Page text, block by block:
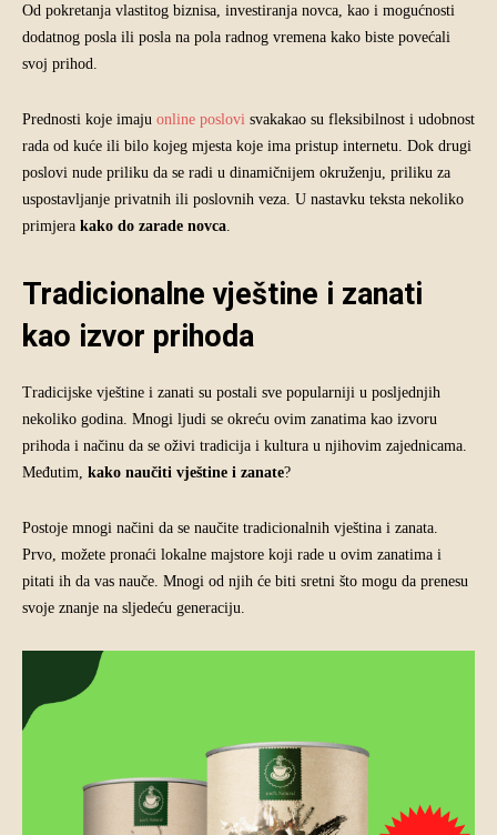
Od pokretanja vlastitog biznisa, investiranja novca, kao i mogućnosti
dodatnog posla ili posla na pola radnog vremena kako biste povećali
svoj prihod.
Prednosti koje imaju online poslovi svakakao su fleksibilnost i udobnost
rada od kuće ili bilo kojeg mjesta koje ima pristup internetu. Dok drugi
poslovi nude priliku da se radi u dinamičnijem okruženju, priliku za
uspostavljanje privatnih ili poslovnih veza. U nastavku teksta nekoliko
primjera kako do zarade novca
Tradicionalne vještine i zanati
kao izvor prihoda
Tradicijske vještine i zanati su postali sve popularniji u posljednjih
nekoliko godina. Mnogi ljudi se okreću ovim zanatima kao izvoru
prihoda i načinu da se oživi tradicija i kultura u njihovim zajednicama.
Međutim, kako naučiti vještine i zanate?
Postoje mnogi načini da se naučite tradicionalnih vještina i zanata.
Prvo, možete pronaći lokalne majstore koji rade u ovim zanatima i
pitati ih da vas nauče. Mnogi od njih će biti sretni što mogu da prenesu
svoje znanje na sljedeću generaciju.